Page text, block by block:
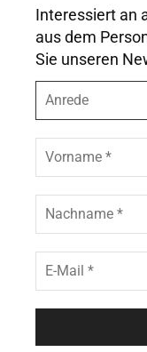
Interessiert an
aus dem
Sie unseren
r
e
e
r
n
m
c
h
a
M
a
l